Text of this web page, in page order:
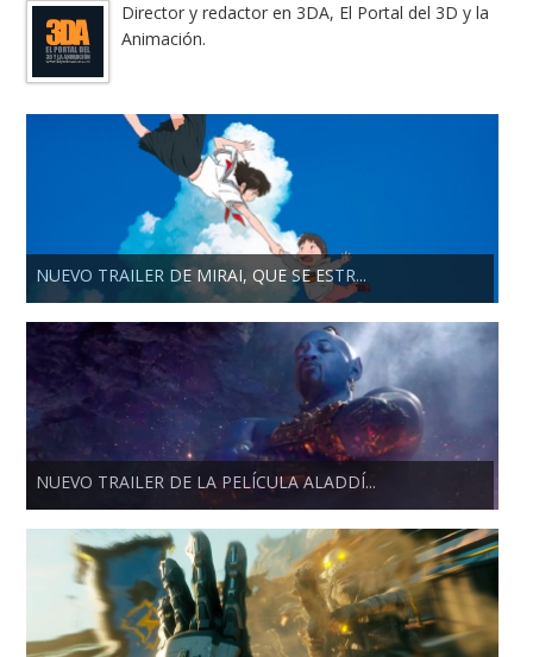
Director y redactor en 3DA, El Portal del 3D y la
Animación.
NUEVO TRAILER DE MIRAI, QUE SE ESTR...
NUEVO TRAILER DE LA PELÍCULA ALADDÍ...